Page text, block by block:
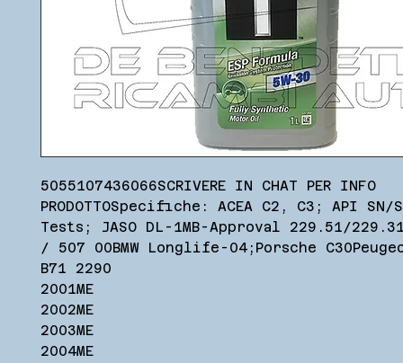
5055107436066SCRIVERE IN CHAT PER INFO
PRODOTTOSpecifiche: ACEA C2, C3; API SN/
Tests; JASO DL-1MB-Approval 229.51/
/ 507 00BMW Longlife-04;Porsche
B71 2290
2001ME
2002ME
2003ME
2004ME